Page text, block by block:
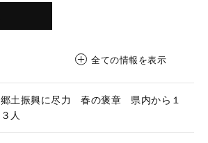
全ての情報を表示
郷土振興に尽力 春の褒章 県内から１
３人